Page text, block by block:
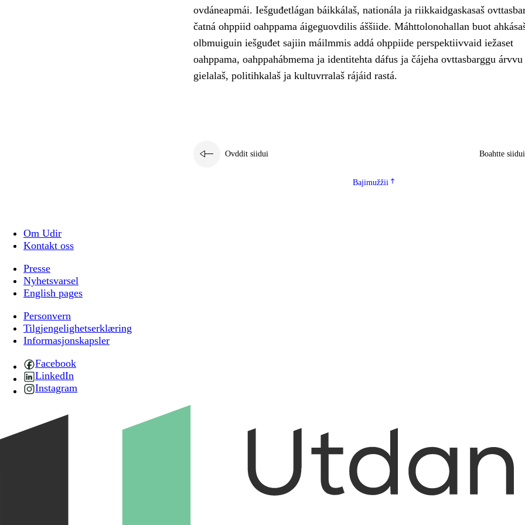
ovdáneapmái. Iešguđetlágan báikkálaš, nationála ja riikkaidgaskasaš
čatná ohppiid oahppama áigeguovdilis áššiide. Máhttolonohallan buot
olbmuiguin iešguđet sajiin máilmmis addá ohppiide perspektiivvaid iežaset
oahppama, oahppahábmema ja identitehta dáfus ja čájeha ovttasbarggu árvvu
gielalaš, politihkalaš ja kultuvrralaš rájáid rastá.
Ovddit siidui Boahtte siidui
Bajimužžii
Om Udir
Kontakt oss
Presse
Nyhetsvarsel
English pages
Personvern
Tilgjengelighetserklæring
Informasjonskapsler
Facebook
LinkedIn
Instagram